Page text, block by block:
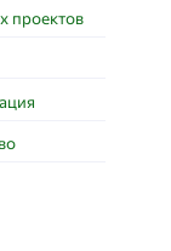
проектов